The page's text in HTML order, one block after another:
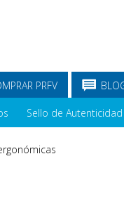
PRFV
Sello de Autenticidad